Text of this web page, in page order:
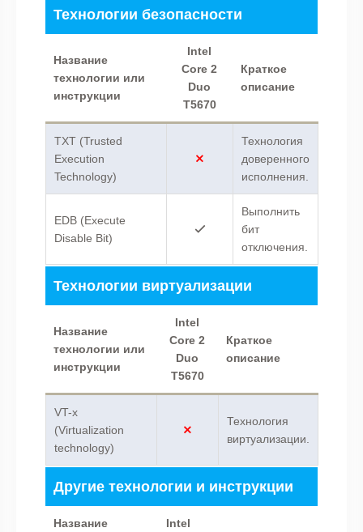
Технологии безопасности
Название
технологии или
инструкции
Intel
Core 2
Duo
T5670
Краткое
описание
TXT (Trusted
Execution
Technology)
Технология
доверенного
исполнения.
EDB (Execute
Disable Bit)
Выполнить
бит
отключения.
Технологии виртуализации
Название
технологии или
инструкции
Intel
Core 2
Duo
T5670
Краткое
описание
VT-x
(Virtualization
technology)
Технология
виртуализации.
Другие технологии и инструкции
Название
Intel